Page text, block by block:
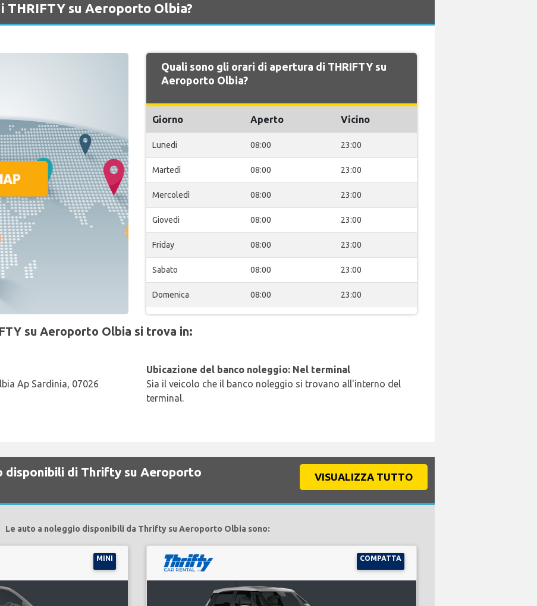
THRIFTY su Aeroporto Olbia?
Quali sono gli orari di apertura di THRIFTY su
Aeroporto Olbia?
Giorno Aperto Vicino
Lunedi 08:00 23:00
Martedì 08:00 23:00
Mercoledì 08:00 23:00
Giovedi 08:00 23:00
Friday 08:00 23:00
Sabato 08:00 23:00
Domenica 08:00 23:00
su Aeroporto Olbia si trova in:
Ap Sardinia, 07026
Ubicazione del banco noleggio: Nel terminal
Sia il veicolo che il banco noleggio si trovano all'interno del
terminal.
disponibili di Thrifty su Aeroporto
VISUALIZZA TUTTO
Le auto a noleggio disponibili da Thrifty su Aeroporto Olbia sono:
MINI COMPATTA